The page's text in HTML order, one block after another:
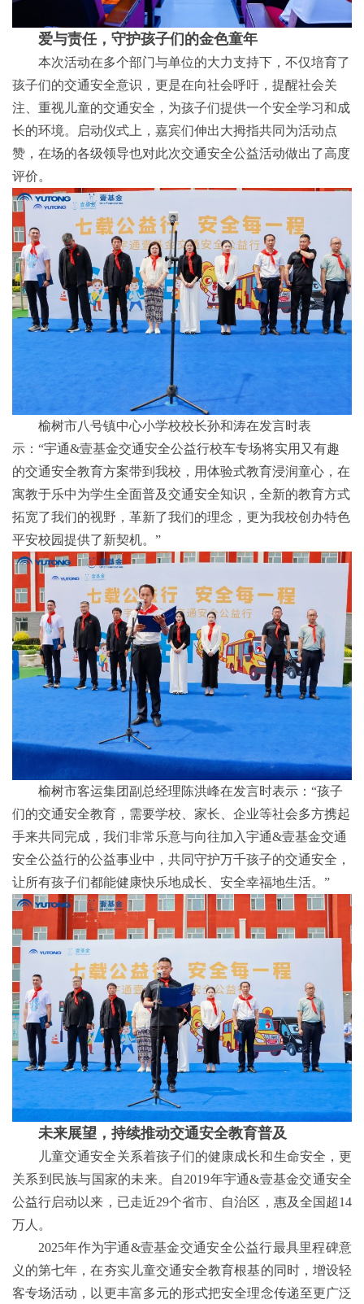
爱与责任，守护孩子们的金色童年
本次活动在多个部门与单位的大力支持下，不仅培育了
孩子们的交通安全意识，更是在向社会呼吁，提醒社会关
注、重视儿童的交通安全，为孩子们提供一个安全学习和成
长的环境。启动仪式上，嘉宾们伸出大拇指共同为活动点
赞，在场的各级领导也对此次交通安全公益活动做出了高度
评价。
榆树市八号镇中心小学校校长孙和涛在发言时表
示：“宇通&壹基金交通安全公益行校车专场将实用又有趣
的交通安全教育方案带到我校，用体验式教育浸润童心，在
寓教于乐中为学生全面普及交通安全知识，全新的教育方式
拓宽了我们的视野，革新了我们的理念，更为我校创办特色
平安校园提供了新契机。”
榆树市客运集团副总经理陈洪峰在发言时表示：“孩子
们的交通安全教育，需要学校、家长、企业等社会多方携起
手来共同完成，我们非常乐意与向往加入宇通&壹基金交通
安全公益行的公益事业中，共同守护万千孩子的交通安全，
让所有孩子们都能健康快乐地成长、安全幸福地生活。”
未来展望，持续推动交通安全教育普及
儿童交通安全关系着孩子们的健康成长和生命安全，更
关系到民族与国家的未来。自2019年宇通&壹基金交通安全
公益行启动以来，已走近29个省市、自治区，惠及全国超14
万人。
2025年作为宇通&壹基金交通安全公益行最具里程碑意
义的第七年，在夯实儿童交通安全教育根基的同时，增设轻
客专场活动，以更丰富多元的形式把安全理念传递至更广泛